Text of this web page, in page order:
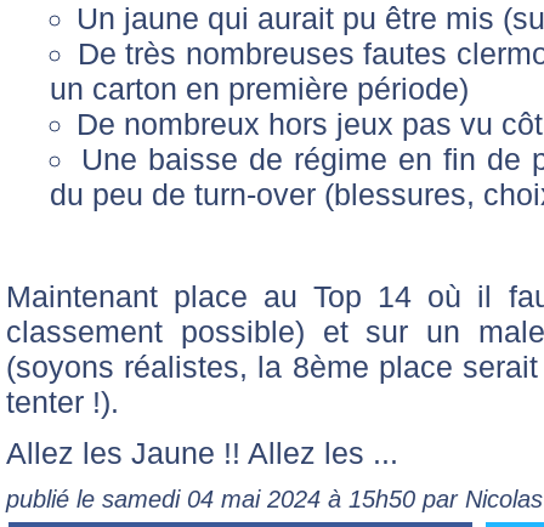
Un jaune qui aurait pu être mis
De très nombreuses fautes
un carton en première période)
De nombreux hors jeux pas vu
Une baisse de régime en fin de
du peu de turn-over (blessures,
Maintenant place au Top 14 où il
classement possible) et sur un
(soyons réalistes, la 8ème place
tenter !).
Allez les Jaune !! Allez les ...
publié le samedi 04 mai 2024 à 15h50 par